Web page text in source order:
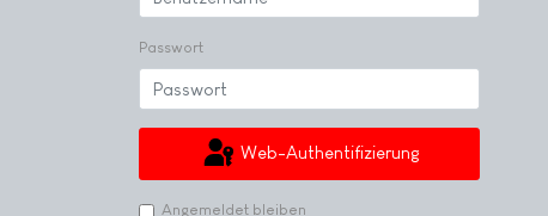
Passwort
Web-Authentifizierung
Angemeldet bleiben